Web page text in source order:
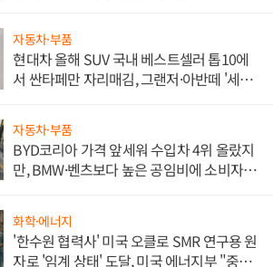
자동차·부품
현대차 올해 SUV 국내 베스트셀러 톱10에
서 싼타페만 자리매김, 그랜저·아반떼 '세단
자동차·부품
BYD코리아 가격 앞세워 수입차 4위 올랐지
만, BMW·벤츠보다 높은 공임비에 소비자
화학·에너지
'한수원 협력사' 미국 오클로 SMR 연구용 원
자로 '임계 상태' 도달, 미국 에너지부 "중요